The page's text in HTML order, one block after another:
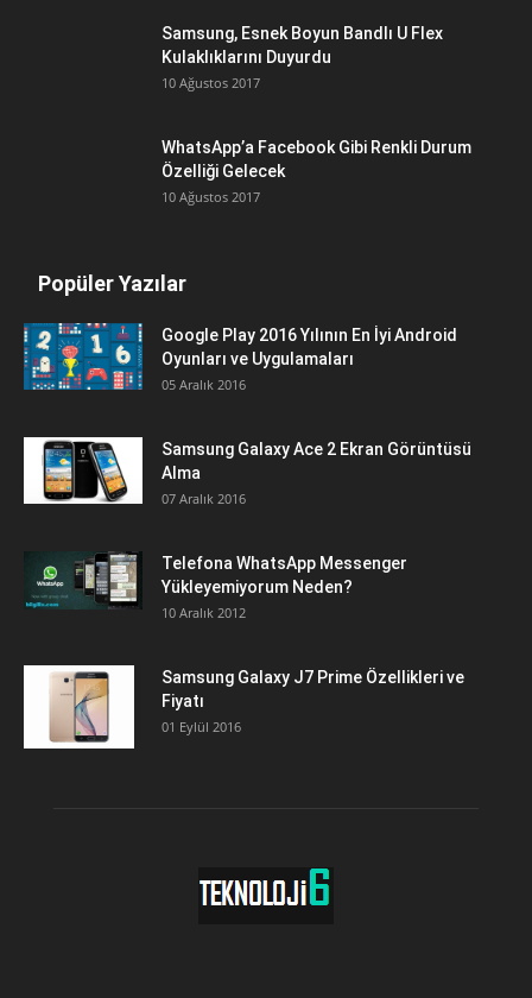
Samsung, Esnek Boyun Bandlı U Flex
Kulaklıklarını Duyurdu
10 Ağustos 2017
WhatsApp’a Facebook Gibi Renkli Durum
Özelliği Gelecek
10 Ağustos 2017
Popüler Yazılar
Google Play 2016 Yılının En İyi Android
Oyunları ve Uygulamaları
05 Aralık 2016
Samsung Galaxy Ace 2 Ekran Görüntüsü
Alma
07 Aralık 2016
Telefona WhatsApp Messenger
Yükleyemiyorum Neden?
10 Aralık 2012
Samsung Galaxy J7 Prime Özellikleri ve
Fiyatı
01 Eylül 2016